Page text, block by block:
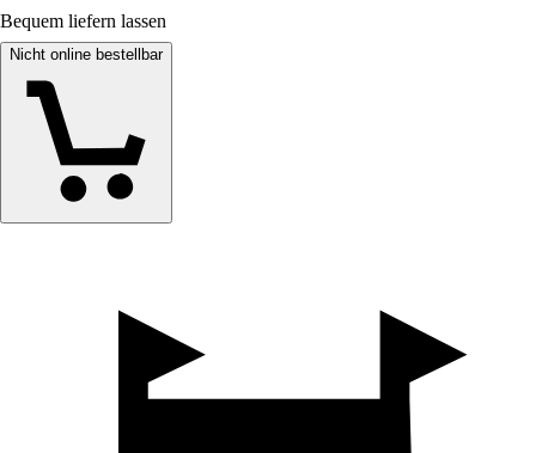
Bequem liefern lassen
Nicht online bestellbar